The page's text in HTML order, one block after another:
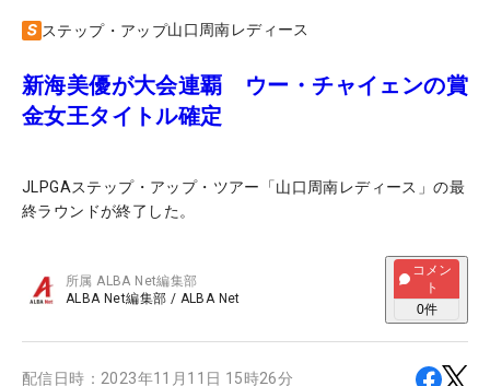
ステップ・アップ山口周南レディース
新海美優が大会連覇 ウー・チャイェンの賞
金女王タイトル確定
JLPGAステップ・アップ・ツアー「山口周南レディース」の最
終ラウンドが終了した。
所属ALBA Net編集部
ALBA Net編集部 / ALBA Net
コメン
ト
0件
配信日時： 2023年11月11日 15時26分